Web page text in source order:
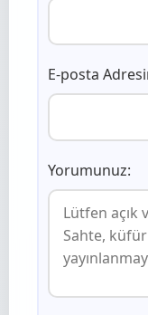
E-posta
Yorumunuz: